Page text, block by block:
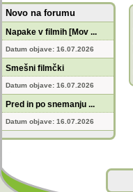
Novo na forumu
Napake v filmih [Mov ...
Datum objave: 16.07.2026
Smešni filmčki
Datum objave: 16.07.2026
Pred in po snemanju ...
Datum objave: 16.07.2026